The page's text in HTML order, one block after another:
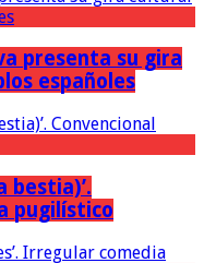
presenta su gira
españoles
bestia)’.
pugilístico